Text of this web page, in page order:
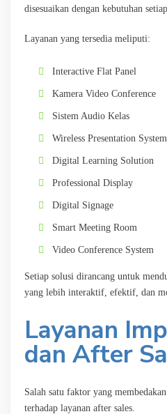
disesuaikan dengan kebutuhan
Layanan yang tersedia meliputi:
Interactive Flat Panel
Kamera Video Conference
Sistem Audio Kelas
Wireless Presentation System
Digital Learning Solution
Professional Display
Digital Signage
Smart Meeting Room
Video Conference System
Setiap solusi dirancang untuk
yang lebih interaktif, efektif, dan
Layanan
dan After
Salah satu faktor yang
terhadap layanan after sales.